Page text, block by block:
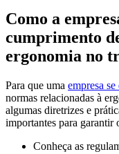
Como a
cumprimento
ergonomia no
Para que uma empresa
normas relacionadas à
algumas diretrizes e
importantes para garantir
Conheça as